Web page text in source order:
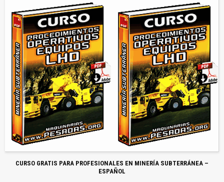
CURSO GRATIS PARA PROFESIONALES EN MINERÍA SUBTERRÁNEA –
ESPAÑOL